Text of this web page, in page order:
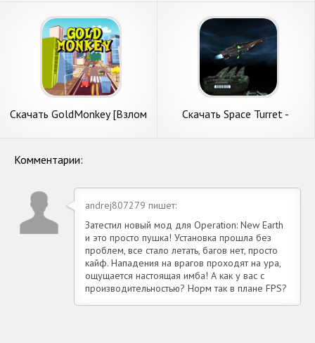
Андроид
Скачать GoldMonkey [Взлом
Скачать Space Turret -
Комментарии:
andrej807279 пишет:
Затестил новый мод для Operation: New Earth
и это просто пушка! Установка прошла без
проблем, все стало летать, багов нет, просто
кайф. Нападения на врагов проходят на ура,
ощущается настоящая имба! А как у вас с
производительностью? Норм так в плане FPS?